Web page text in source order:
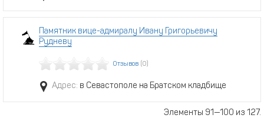
Памятник вице-адмиралу Ивану Григорьевичу
Рудневу
Отзывов (0)
Адрес: в Севастополе на Братском кладбище
Элементы 91—100 из 127.